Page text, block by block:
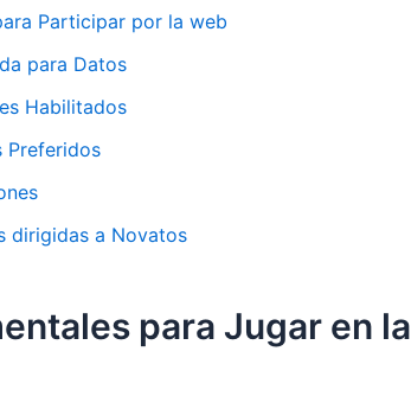
Participar por la web
para Datos
Habilitados
Preferidos
dirigidas a Novatos
para Jugar en la